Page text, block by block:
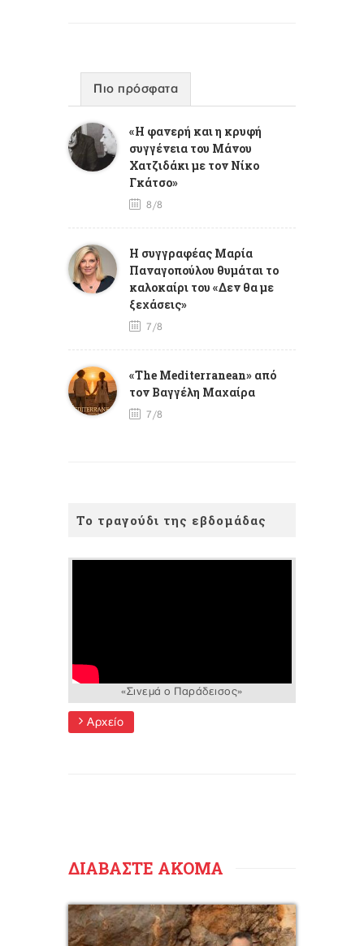
Πιο πρόσφατα
«Η φανερή και η κρυφή
συγγένεια του Μάνου
Χατζιδάκι με τον Νίκο
Γκάτσο»
8/8
Η συγγραφέας Μαρία
Παναγοπούλου θυμάται το
καλοκαίρι του «Δεν θα με
ξεχάσεις»
7/8
«The Mediterranean» από
τον Βαγγέλη Μαχαίρα
7/8
Το τραγούδι της εβδομάδας
«Σινεμά ο Παράδεισος»
Αρχείο
ΔΙΑΒΑΣΤΕ ΑΚΟΜΑ